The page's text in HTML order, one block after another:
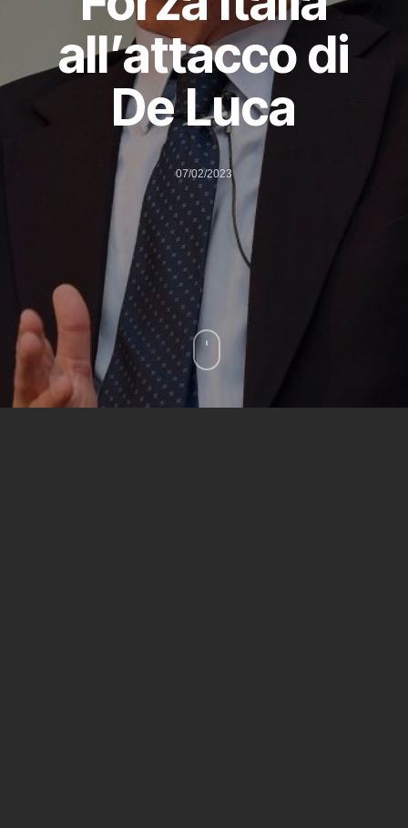
all’attacco di
De Luca
07/02/2023